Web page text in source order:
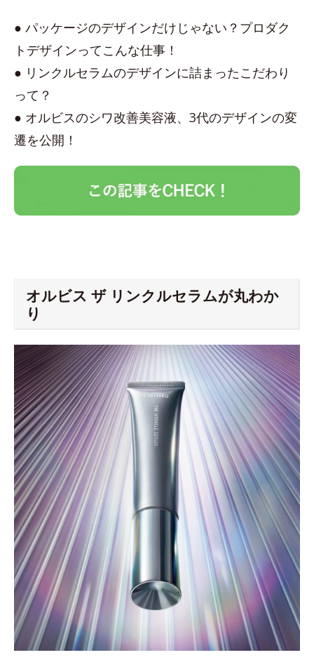
● パッケージのデザインだけじゃない？プロダク
トデザインってこんな仕事！
● リンクルセラムのデザインに詰まったこだわり
って？
● オルビスのシワ改善美容液、3代のデザインの変
遷を公開！
オルビス ザ リンクルセラムが丸わか
り